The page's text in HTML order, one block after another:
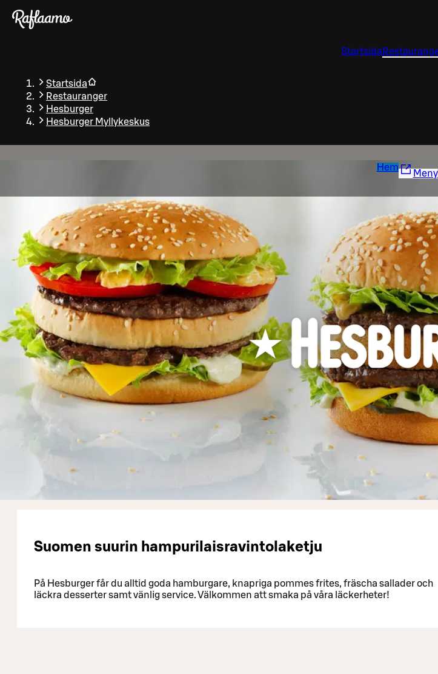
Gå till huvudinnehållet
Startsida
Startsida
Restauranger
Hesburger
Hesburger Myllykeskus
Hem
Meny
Suomen suurin hampurilaisravintolaketju
På Hesburger får du alltid goda hamburgare, knapriga pommes frites, fräscha sallader och
läckra desserter samt vänlig service. Välkommen att smaka på våra läckerheter!